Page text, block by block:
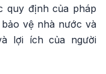
quy định của pháp
vệ nhà nước và
lợi ích của người